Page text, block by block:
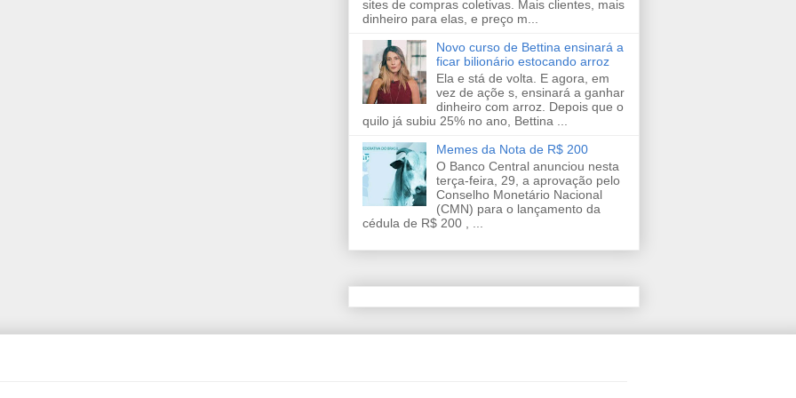
sites de compras coletivas. Mais clientes, mais
dinheiro para elas, e preço m...
Novo curso de Bettina ensinará a
ficar bilionário estocando arroz
Ela e stá de volta. E agora, em
vez de açõe s, ensinará a ganhar
dinheiro com arroz. Depois que o
quilo já subiu 25% no ano, Bettina ...
Memes da Nota de R$ 200
O Banco Central anunciou nesta
terça-feira, 29, a aprovação pelo
Conselho Monetário Nacional
(CMN) para o lançamento da
cédula de R$ 200 , ...